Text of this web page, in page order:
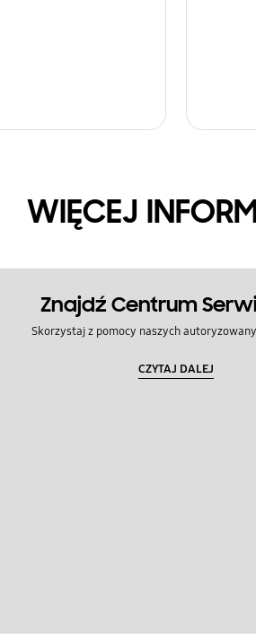
WIĘCEJ
Znajdź Centrum
Skorzystaj z pomocy naszych
CZYTAJ DALEJ